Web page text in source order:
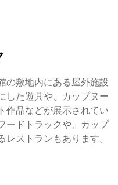
の敷地内にある屋外施設
した遊具や、カップヌー
作品などが展示されてい
ードトラックや、カップ
ストランもあります。